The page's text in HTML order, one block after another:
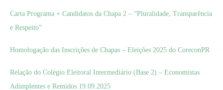
Carta Programa + Candidatos da Chapa 2 – “Pluralidade, Transparência
e Respeito”
Homologação das Inscrições de Chapas – Eleições 2025 do CoreconPR
Relação do Colégio Eleitoral Intermediário (Base 2) – Economistas
Adimplentes e Remidos 19.09.2025